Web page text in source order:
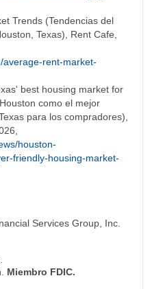
Trends (Tendencias del
Texas), Rent Cafe,
average-rent-market-
best housing market for
como el mejor
para los compradores),
houston-
friendly-housing-market-
Services Group, Inc.
Miembro FDIC.